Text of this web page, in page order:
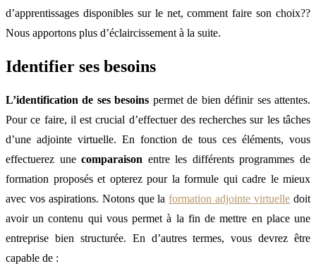
d’apprentissages disponibles sur le net, comment faire son choix??
Nous apportons plus d’éclaircissement à la suite.
Identifier ses besoins
L’identification de ses besoins permet de bien définir ses attentes.
Pour ce faire, il est crucial d’effectuer des recherches sur les tâches
d’une adjointe virtuelle. En fonction de tous ces éléments, vous
effectuerez unecomparaison entre les différents programmes de
formation proposés et opterez pour la formule qui cadre le mieux
avec vos aspirations. Notons que laformation adjointe virtuelle doit
avoir un contenu qui vous permet à la fin de mettre en place une
entreprise bien structurée. En d’autres termes, vous devrez être
capable de :